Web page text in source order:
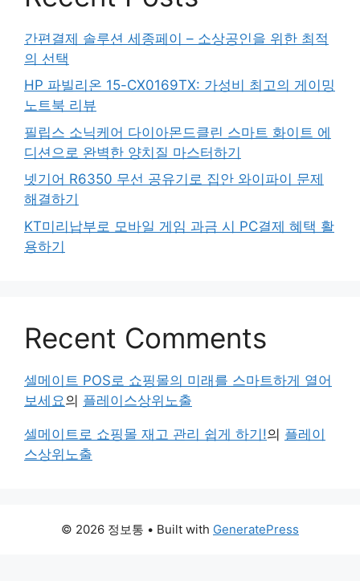
간편결제 솔루션 세종페이 – 소상공인을 위한 최적
의 선택
HP 파빌리온 15-CX0169TX: 가성비 최고의 게이밍
노트북 리뷰
필립스 소닉케어 다이아몬드클린 스마트 화이트 에
디션으로 완벽한 양치질 마스터하기
넷기어 R6350 무선 공유기로 집안 와이파이 문제
해결하기
KT미리납부로 모바일 게임 과금 시 PC결제 혜택 활
용하기
Recent Comments
셀메이트 POS로 쇼핑몰의 미래를 스마트하게 열어
보세요의 플레이스상위노출
셀메이트로 쇼핑몰 재고 관리 쉽게 하기!의 플레이
스상위노출
© 2026 정보통 • Built with GeneratePress